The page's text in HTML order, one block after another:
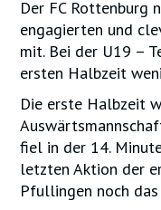
Der FC Rottenburg
engagierten und
mit. Bei der U19 –
ersten Halbzeit
Die erste Halbzeit
fiel in der 14.
letzten Aktion der
Pfullingen noch